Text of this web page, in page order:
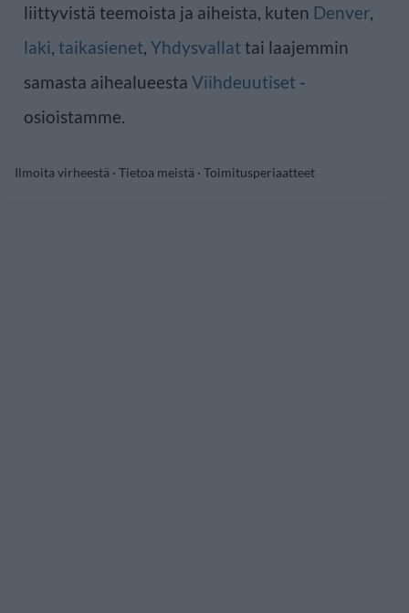
liittyvistä teemoista ja aiheista, kuten Denver,
laki, taikasienet, Yhdysvallattai laajemmin
samasta aihealueesta Viihdeuutiset -
osioistamme.
Ilmoita virheestä · Tietoa meistä · Toimitusperiaatteet